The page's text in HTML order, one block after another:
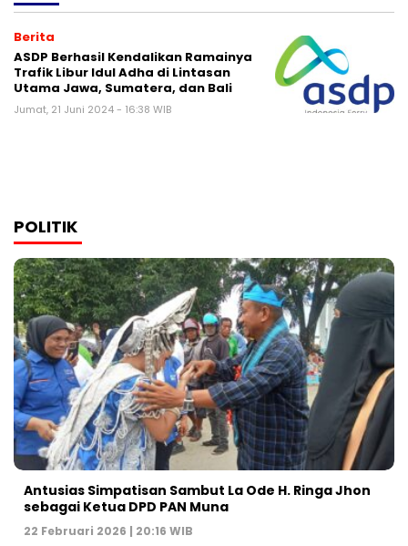
Berita
ASDP Berhasil Kendalikan Ramainya
Trafik Libur Idul Adha di Lintasan
Utama Jawa, Sumatera, dan Bali
Jumat, 21 Juni 2024 - 16:38 WIB
POLITIK
Antusias Simpatisan Sambut La Ode H. Ringa Jhon
sebagai Ketua DPD PAN Muna
22 Februari 2026 | 20:16 WIB